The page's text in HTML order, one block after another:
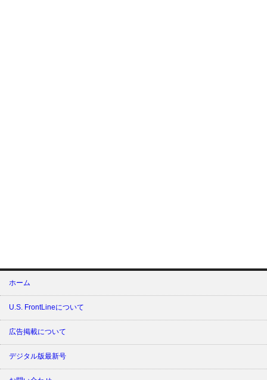
ホーム
U.S. FrontLineについて
広告掲載について
デジタル版最新号